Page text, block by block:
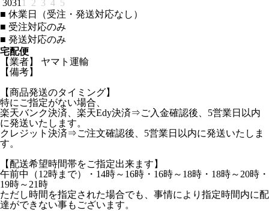
3031 1 2 3 4 5
■ 休業日（受注・発送対応なし）
■ 受注対応のみ
■ 発送対応のみ
宅配便
【業者】 ヤマト運輸
【備考】
【商品発送のタイミング】
特にご指定がない場合、
楽天バンク決済、楽天Edy決済⇒ご入金確認後、5営業日以内
に発送いたします。
クレジット決済⇒ご注文確認後、5営業日以内に発送いたしま
す。
【配送希望時間帯をご指定出来ます】
午前中（12時まで）・14時～16時・16時～18時・18時～20時・
19時～21時
ただし時間を指定された場合でも、事情により指定時間内に配
達ができない事もございます。